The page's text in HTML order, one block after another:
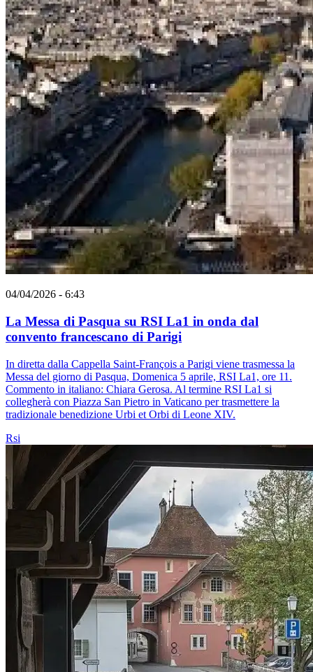
04/04/2026 - 6:43
La Messa di Pasqua su RSI La1 in onda dal
convento francescano di Parigi
In diretta dalla Cappella Saint-François a Parigi viene trasmessa la
Messa del giorno di Pasqua, Domenica 5 aprile, RSI La1, ore 11.
Commento in italiano: Chiara Gerosa. Al termine RSI La1 si
collegherà con Piazza San Pietro in Vaticano per trasmettere la
tradizionale benedizione Urbi et Orbi di Leone XIV.
Rsi